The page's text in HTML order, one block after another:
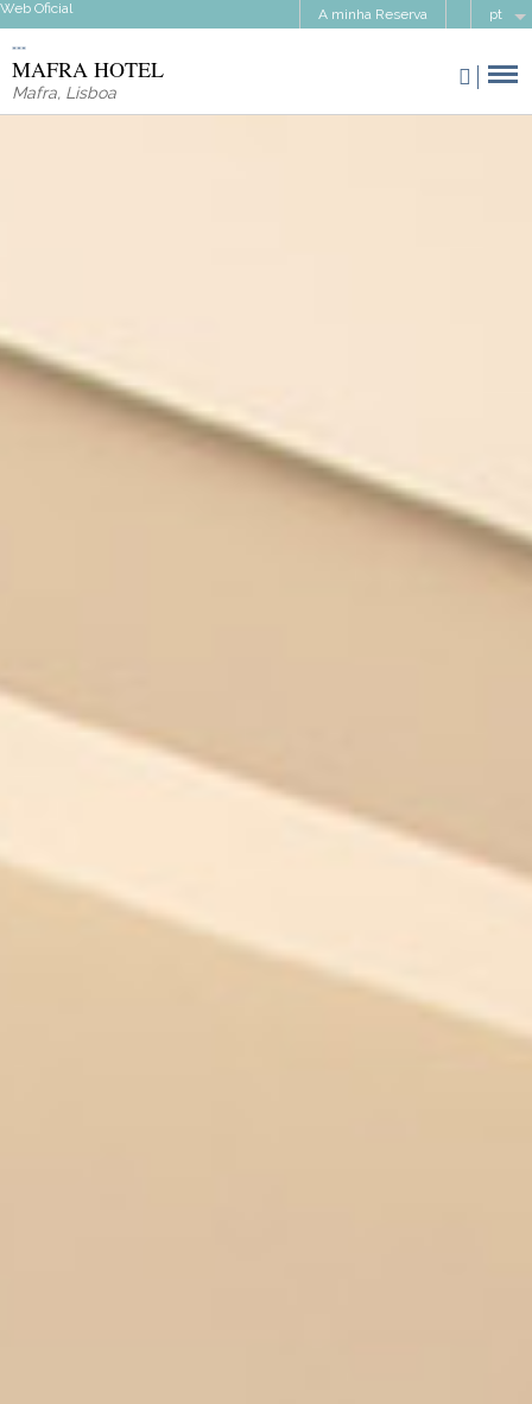
Web Oficial A minha Reserva pt
MAFRA HOTEL
Mafra, Lisboa